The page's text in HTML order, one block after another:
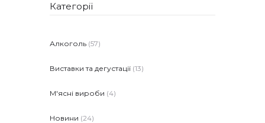
Категорії
Алкоголь (57)
Виставки та дегустації (13)
М'ясні вироби (4)
Новини (24)